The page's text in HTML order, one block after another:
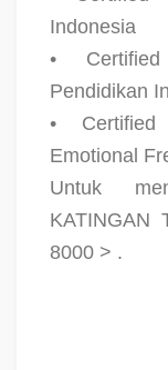
Indonesia
•
Pendidikan
• Certified
Emotional
Untuk
KATINGAN
8000 > .